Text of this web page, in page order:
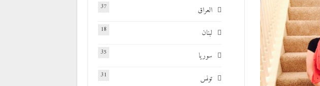
العراق 37
لبنان 18
سوريا 35
تونس 31